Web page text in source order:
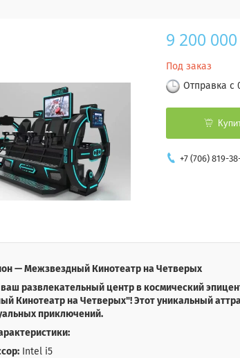
9 200
Под заказ
Отправка с
+7 (706) 819-
— Межзвездный Кинотеатр на Четверых
развлекательный центр в космический
Кинотеатр на Четверых"! Этот уникальный
приключений.
Intel i5